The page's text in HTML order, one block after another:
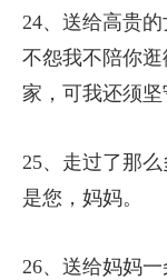
24、送给高贵
不怨我不陪你
家，可我还须坚
25、走过了那
是您，妈妈。
26、送给妈妈